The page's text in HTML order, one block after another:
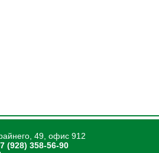
49, офис 912
(928) 358-56-90